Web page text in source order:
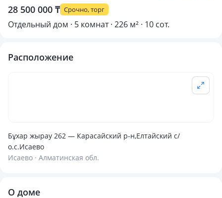
28 500 000 ₸ Срочно, торг
Отдельный дом · 5 комнат · 226 м² · 10 сот.
Расположение
Бұхар жырау 262 — Карасайский р-н,Елтайский с/
о.с.Исаево
Исаево · Алматинская обл.
О доме